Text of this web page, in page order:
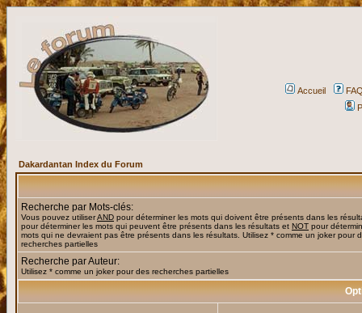
Accueil
Dakardantan Index du Forum
Recherche par Mots-clés:
Vous pouvez utiliserAND pour déterminer les mots qui doivent être présents dans les
pour déterminer les mots qui peuvent être présents dans les résultats et NOT pour
mots qui ne devraient pas être présents dans les résultats. Utilisez * comme un joker pour
recherches partielles
Recherche par Auteur:
Utilisez * comme un joker pour des recherches partielles